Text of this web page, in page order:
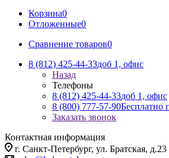
Корзина0
Отложенные0
Сравнение товаров0
8 (812) 425-44-33доб 1, офис
Назад
Телефоны
8 (812) 425-44-33доб 1, офис
8 (800) 777-57-90Бесплатно
Заказать звонок
Контактная информация
г. Санкт-Петербург, ул. Братская, д.23